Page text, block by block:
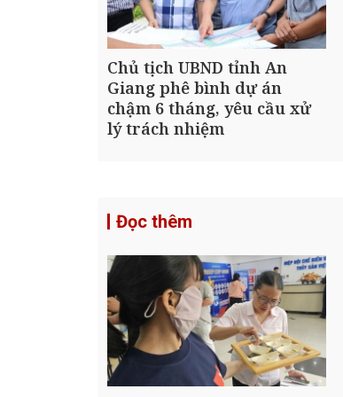
Chủ tịch UBND tỉnh An
Giang phê bình dự án
chậm 6 tháng, yêu cầu xử
lý trách nhiệm
Đọc thêm